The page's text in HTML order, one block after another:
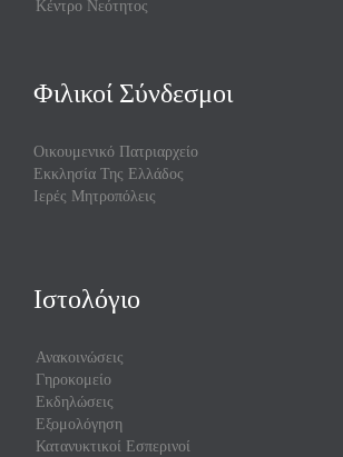
Κέντρο Νεότητος
Φιλικοί Σύνδεσμοι
Οικουμενικό Πατριαρχείο
Εκκλησία Της Ελλάδος
Ιερές Μητροπόλεις
Ιστολόγιο
Ανακοινώσεις
Γηροκομείο
Εκδηλώσεις
Εξομολόγηση
Κατανυκτικοί Εσπερινοί